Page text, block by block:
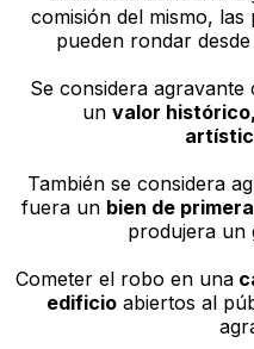
comisión del mismo,
pueden rondar
Se considera
un valor
También se considera
fuera un bien de
produjera un
Cometer el robo en una
edificio abiertos al